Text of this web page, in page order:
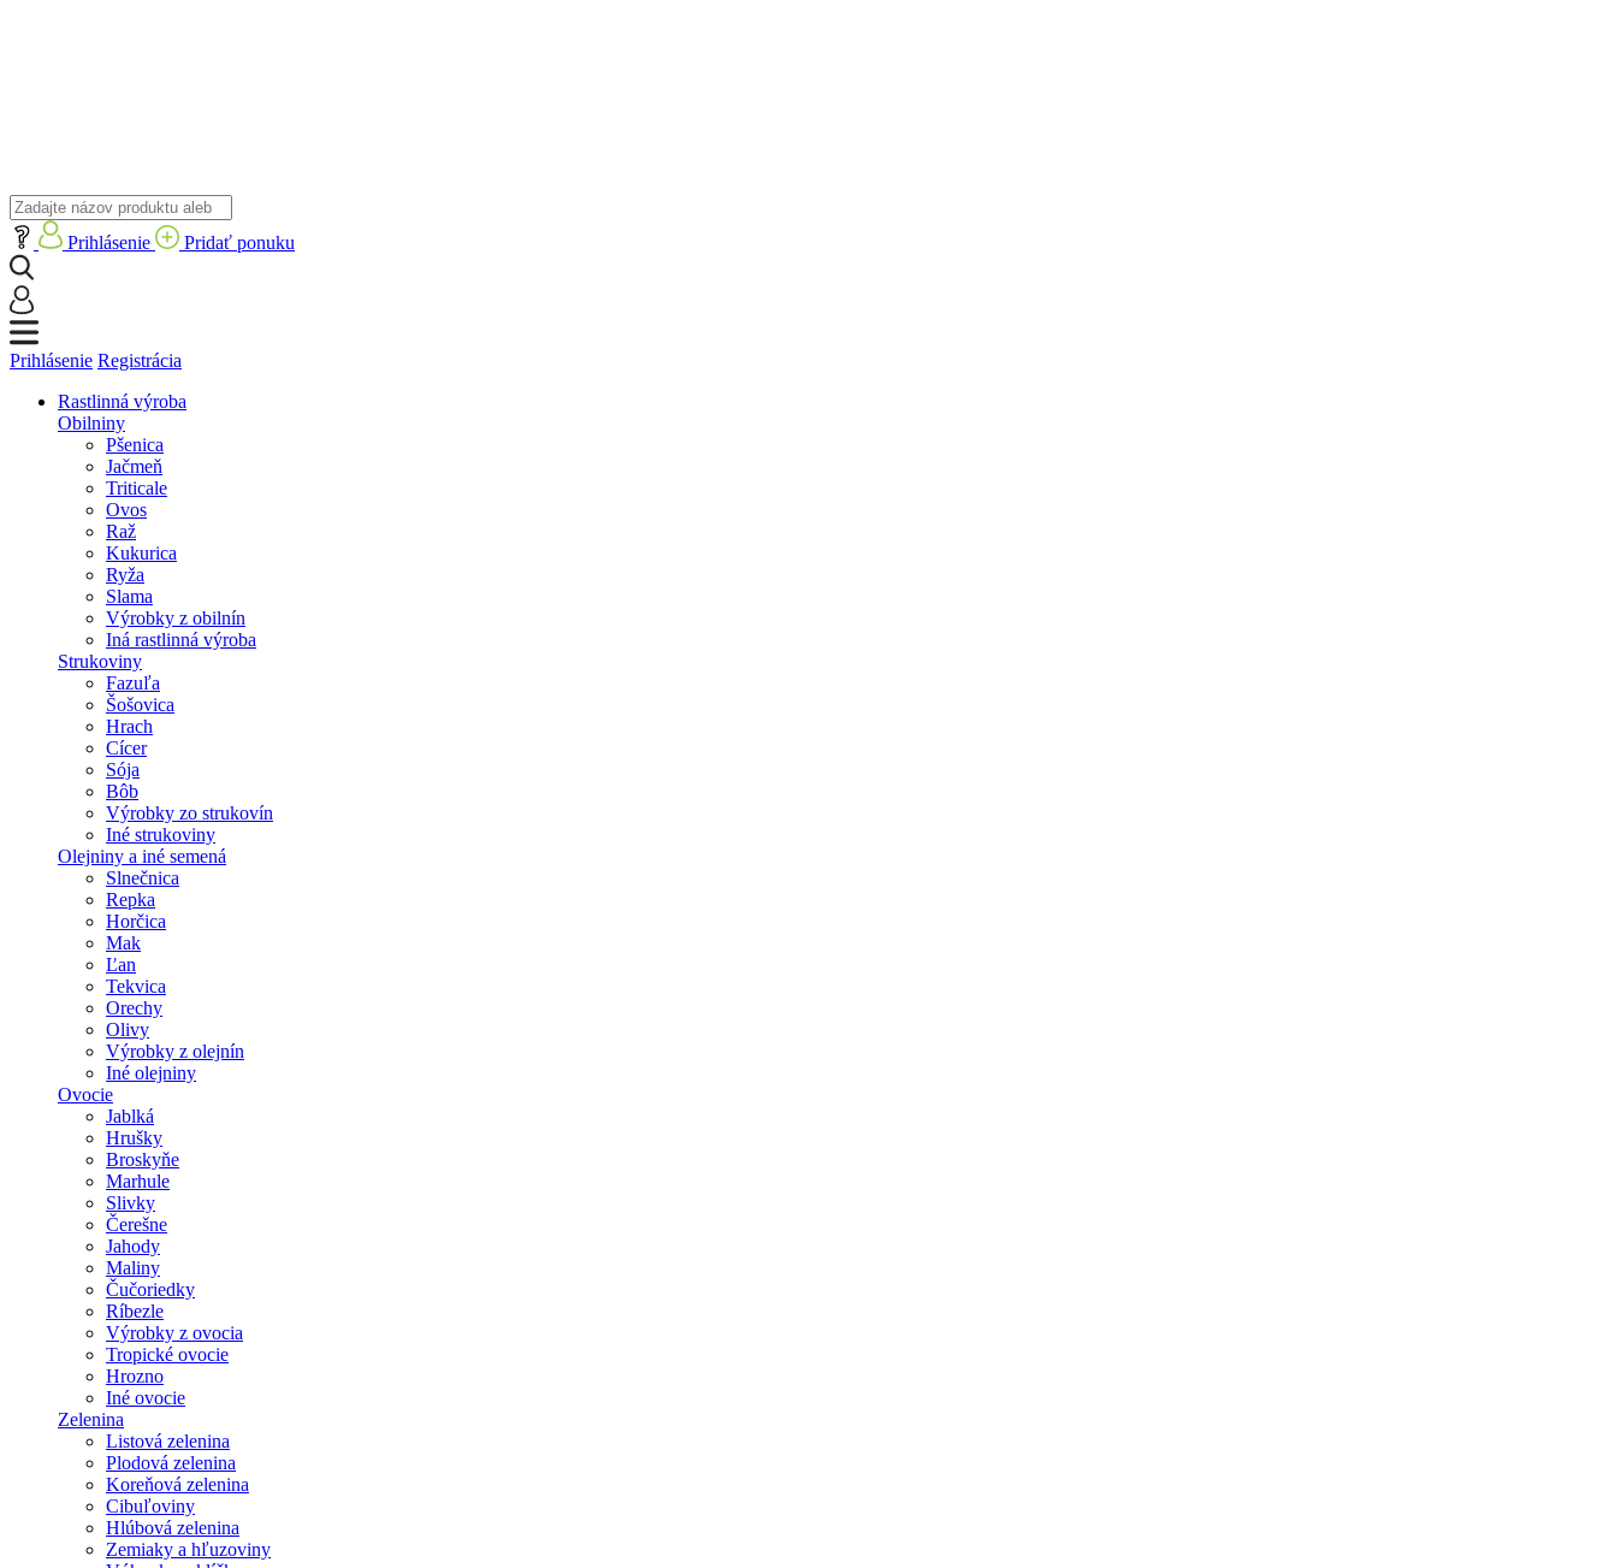
Prihlásenie Pridať ponuku
Prihlásenie Registrácia
Rastlinná výroba
Obilniny
Pšenica
Jačmeň
Triticale
Ovos
Raž
Kukurica
Ryža
Slama
Výrobky z obilnín
Iná rastlinná výroba
Strukoviny
Fazuľa
Šošovica
Hrach
Cícer
Sója
Bôb
Výrobky zo strukovín
Iné strukoviny
Olejniny a iné semená
Slnečnica
Repka
Horčica
Mak
Ľan
Tekvica
Orechy
Olivy
Výrobky z olejnín
Iné olejniny
Ovocie
Jablká
Hrušky
Broskyňe
Marhule
Slivky
Čerešne
Jahody
Maliny
Čučoriedky
Ríbezle
Výrobky z ovocia
Tropické ovocie
Hrozno
Iné ovocie
Zelenina
Listová zelenina
Plodová zelenina
Koreňová zelenina
Cibuľoviny
Hlúbová zelenina
Zemiaky a hľuzoviny